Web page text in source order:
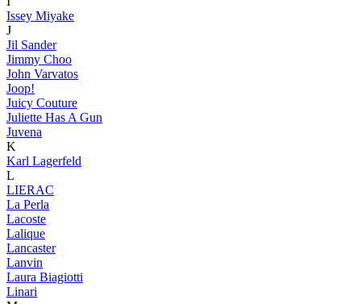
Issey Miyake
J
Jil Sander
Jimmy Choo
John Varvatos
Joop!
Juicy Couture
Juliette Has A Gun
Juvena
K
Karl Lagerfeld
L
LIERAC
La Perla
Lacoste
Lalique
Lancaster
Lanvin
Laura Biagiotti
Linari